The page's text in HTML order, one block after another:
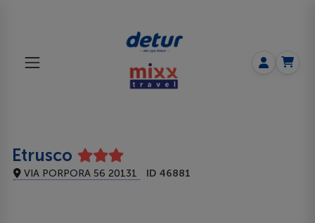
Etrusco
VIA PORPORA 56 20131 ID 46881